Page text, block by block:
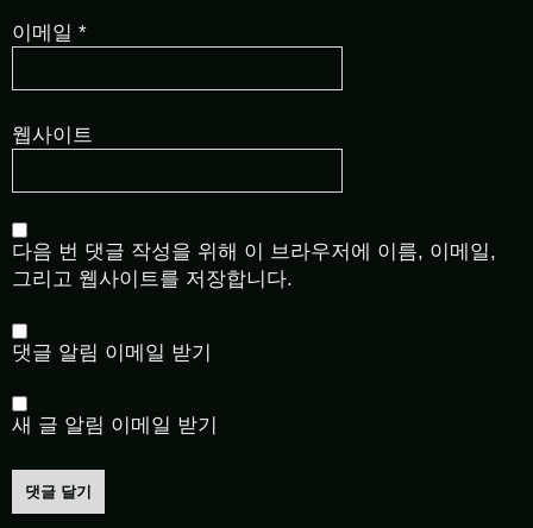
이메일 *
웹사이트
다음 번 댓글 작성을 위해 이 브라우저에 이름, 이메일,
그리고 웹사이트를 저장합니다.
댓글 알림 이메일 받기
새 글 알림 이메일 받기